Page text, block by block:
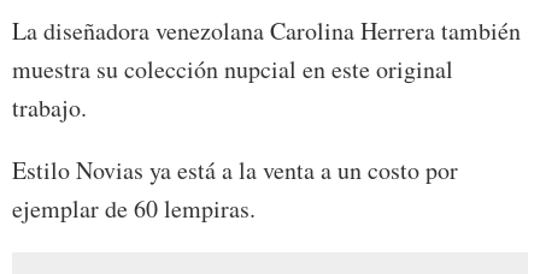
La diseñadora venezolana Carolina Herrera también
muestra su colección nupcial en este original
trabajo.
Estilo Novias ya está a la venta a un costo por
ejemplar de 60 lempiras.